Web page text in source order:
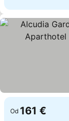
Od 161 €